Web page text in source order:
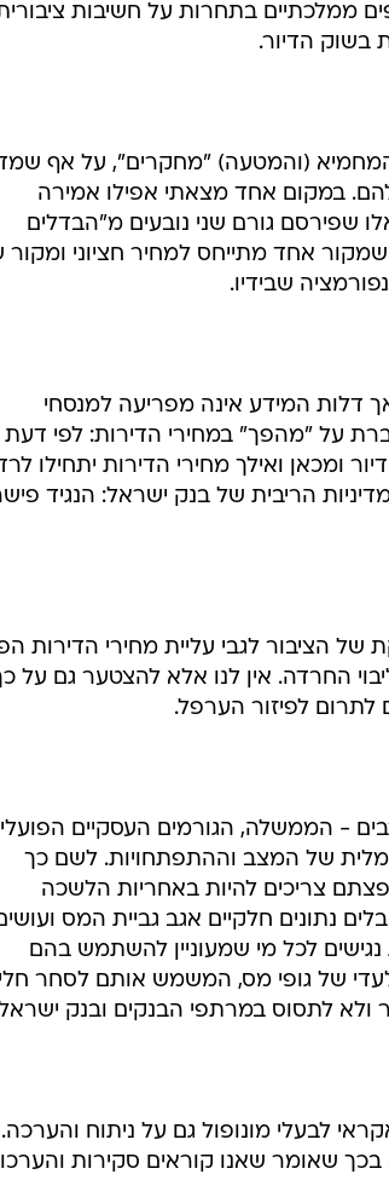
ממלכתיים בתחרות על חשיבות
בשוק הדיור.
המחמיא (והמטעה) "מחקרים", על אף
במקום אחד מצאתי אפילו אמירה
שפירסם גורם שני נובעים מ"הבדלים
אחד מתייחס למחיר חציוני ומקור
שבידיו.
דלות המידע אינה מפריעה למנסחי
על "מהפך" במחירי הדירות: לפי דעת
ומכאן ואילך מחירי הדירות יתחילו
הריבית של בנק ישראל: הנגיד
הציבור לגבי עליית מחירי הדירות
החרדה. אין לנו אלא להצטער גם על
לתרום לפיזור הערפל.
- הממשלה, הגורמים העסקיים
של המצב וההתפתחויות. לשם כך
צריכים להיות באחריות הלשכה
נתונים חלקיים אגב גביית המס
נגישים לכל מי שמעוניין להשתמש בהם
של גופי מס, המשמש אותם לסחר
ולא לתסוס במרתפי הבנקים ובנק
לבעלי מונופול גם על ניתוח
שאומר שאנו קוראים סקירות